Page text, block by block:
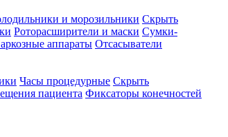
и морозильники Скрыть
Роторасширители и маски Сумки-
аппараты Отсасыватели
Часы процедурные Скрыть
пациента Фиксаторы конечностей